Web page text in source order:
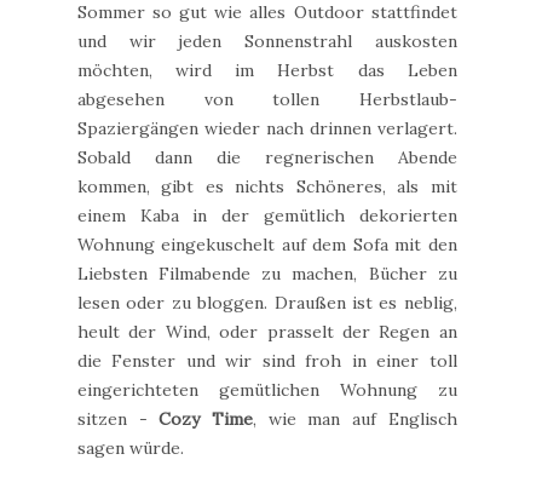
Sommer so gut wie alles Outdoor stattfindet
und wir jeden Sonnenstrahl auskosten
möchten, wird im Herbst das Leben
abgesehen von tollen Herbstlaub-
Spaziergängen wieder nach drinnen verlagert.
Sobald dann die regnerischen Abende
kommen, gibt es nichts Schöneres, als mit
einem Kaba in der gemütlich dekorierten
Wohnung eingekuschelt auf dem Sofa mit den
Liebsten Filmabende zu machen, Bücher zu
lesen oder zu bloggen. Draußen ist es neblig,
heult der Wind, oder prasselt der Regen an
die Fenster und wir sind froh in einer toll
eingerichteten gemütlichen Wohnung zu
sitzen -Cozy Time, wie man auf Englisch
sagen würde.